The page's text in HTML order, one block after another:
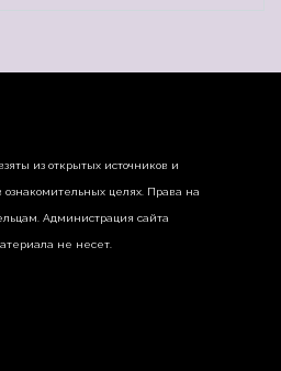
из открытых источников и
ознакомительных целях. Права на
Администрация сайта
не несет.